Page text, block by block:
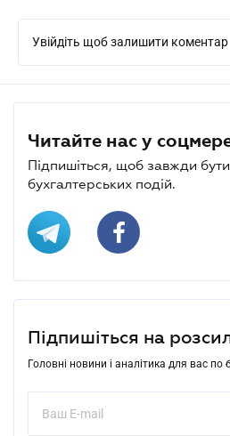
Увійдіть щоб залишити коментар
Читайте нас у
Підпишіться, щоб завжди бути
бухгалтерських подій.
Підпишіться на
Головні новини і аналітика для вас по